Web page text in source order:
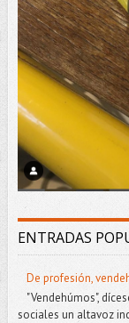
ENTRADAS
De profesión,
"Vendehúmos",
sociales un altavoz